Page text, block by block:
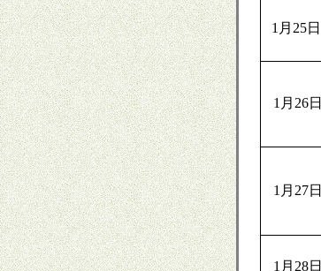
1 月 25日
1 月 26日
1 月 27日
1 月 28日